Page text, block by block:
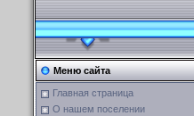
Меню сайта
Главная страница
О нашем поселении